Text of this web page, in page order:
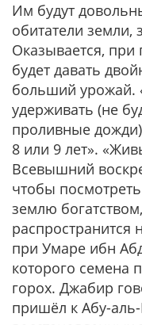
Им будут
обитатели земли,
Оказывается,
будет давать
больший урожай.
удерживать (не
проливные
8 или 9 лет».
Всевышний
чтобы
землю
распространится
при Умаре ибн
которого
горох. Джабир
пришёл к Абу-